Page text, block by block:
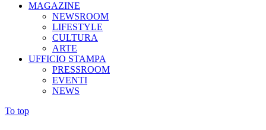
MAGAZINE
NEWSROOM
LIFESTYLE
CULTURA
ARTE
UFFICIO STAMPA
PRESSROOM
EVENTI
NEWS
To top